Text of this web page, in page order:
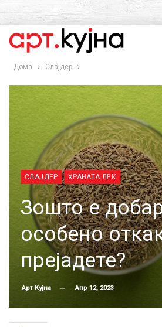
Дома Слајдер
СЛАЈДЕР ХРАНАТА ЛЕК
Зошто е
особено
прејадете?
Арт Кујна Апр 12, 2023